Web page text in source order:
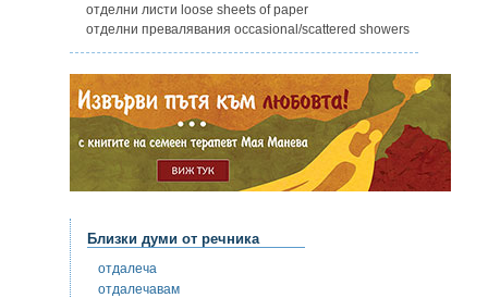
отделни листи loose sheets of paper
отделни превалявания occasional/scattered showers
Близки думи от речника
отдалеча
отдалечавам